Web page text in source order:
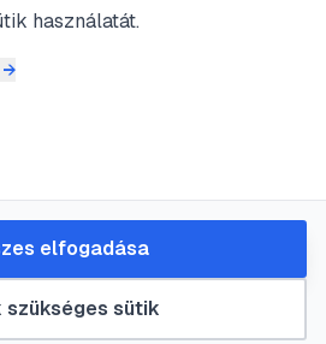
de hol?
#miniszterelnök
szept. 11.•1perc olvasás
használatát.
→
szükséges sütik
elfogadása